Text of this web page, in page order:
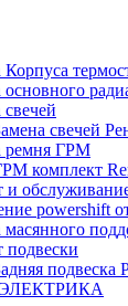
Корпуса
основного
свечей
ремня ГРМ
комплект
и
powershift
масянного
подвески
подвеска